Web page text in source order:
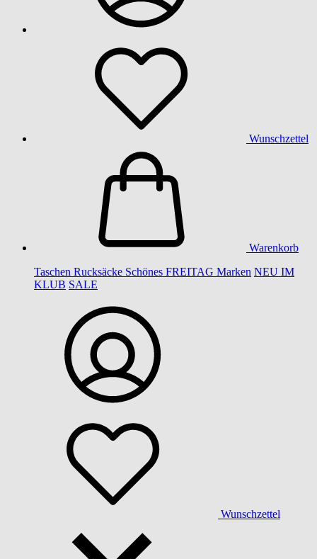
Wunschzettel
Warenkorb
Taschen Rucksäcke Schönes FREITAG Marken NEU IM
KLUB SALE
Wunschzettel